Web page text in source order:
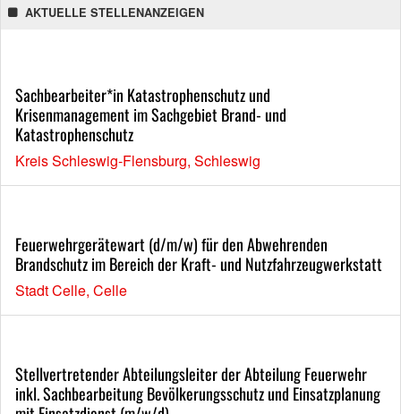
AKTUELLE STELLENANZEIGEN
Sachbearbeiter*in Katastrophenschutz und
Krisenmanagement im Sachgebiet Brand- und
Katastrophenschutz
Kreis Schleswig-Flensburg, Schleswig
Feuerwehrgerätewart (d/m/w) für den Abwehrenden
Brandschutz im Bereich der Kraft- und Nutzfahrzeugwerkstatt
Stadt Celle, Celle
Stellvertretender Abteilungsleiter der Abteilung Feuerwehr
inkl. Sachbearbeitung Bevölkerungsschutz und Einsatzplanung